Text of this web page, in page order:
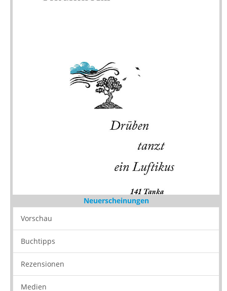
Neuerscheinungen
Vorschau
Buchtipps
Rezensionen
Medien